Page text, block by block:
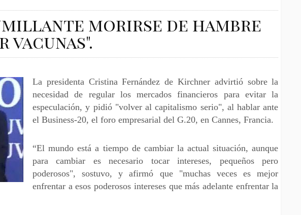
morirse de hambre
La presidenta Cristina Fernández de Kirchner advirtió sobre la
necesidad de regular los mercados financieros para evitar la
especulación, y pidió "volver al capitalismo serio", al hablar ante
el Business-20, el foro empresarial del G.20, en Cannes, Francia.
“El mundo está a tiempo de cambiar la actual situación, aunque
para cambiar es necesario tocar intereses, pequeños pero
poderosos", sostuvo, y afirmó que "muchas veces es mejor
enfrentar a esos poderosos intereses que más adelante enfrentar la